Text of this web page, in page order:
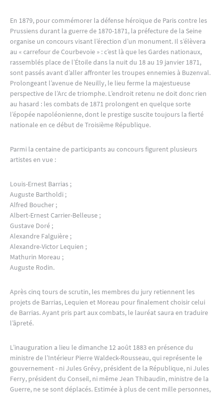
En 1879, pour commémorer la défense héroïque de Paris contre les
Prussiens durant la guerre de 1870-1871, la préfecture de la Seine
organise un concours visant l’érection d’un monument. Il s’élèvera
au « carrefour de Courbevoie » : c’est là que les Gardes nationaux,
rassemblés place de l’Étoile dans la nuit du 18 au 19 janvier 1871,
sont passés avant d’aller affronter les troupes ennemies à Buzenval.
Prolongeant l’avenue de Neuilly, le lieu ferme la majestueuse
perspective de l’Arc de triomphe. L’endroit retenu ne doit donc rien
au hasard : les combats de 1871 prolongent en quelque sorte
l’épopée napoléonienne, dont le prestige suscite toujours la fierté
nationale en ce début de Troisième République.
Parmi la centaine de participants au concours figurent plusieurs
artistes en vue :
Louis-Ernest Barrias ;
Auguste Bartholdi ;
Alfred Boucher ;
Albert-Ernest Carrier-Belleuse ;
Gustave Doré ;
Alexandre Falguière ;
Alexandre-Victor Lequien ;
Mathurin Moreau ;
Auguste Rodin.
Après cinq tours de scrutin, les membres du jury retiennent les
projets de Barrias, Lequien et Moreau pour finalement choisir celui
de Barrias. Ayant pris part aux combats, le lauréat saura en traduire
l’âpreté.
L’inauguration a lieu le dimanche 12 août 1883 en présence du
ministre de l’Intérieur Pierre Waldeck-Rousseau, qui représente le
gouvernement - ni Jules Grévy, président de la République, ni Jules
Ferry, président du Conseil, ni même Jean Thibaudin, ministre de la
Guerre, ne se sont déplacés. Estimée à plus de cent mille personnes,